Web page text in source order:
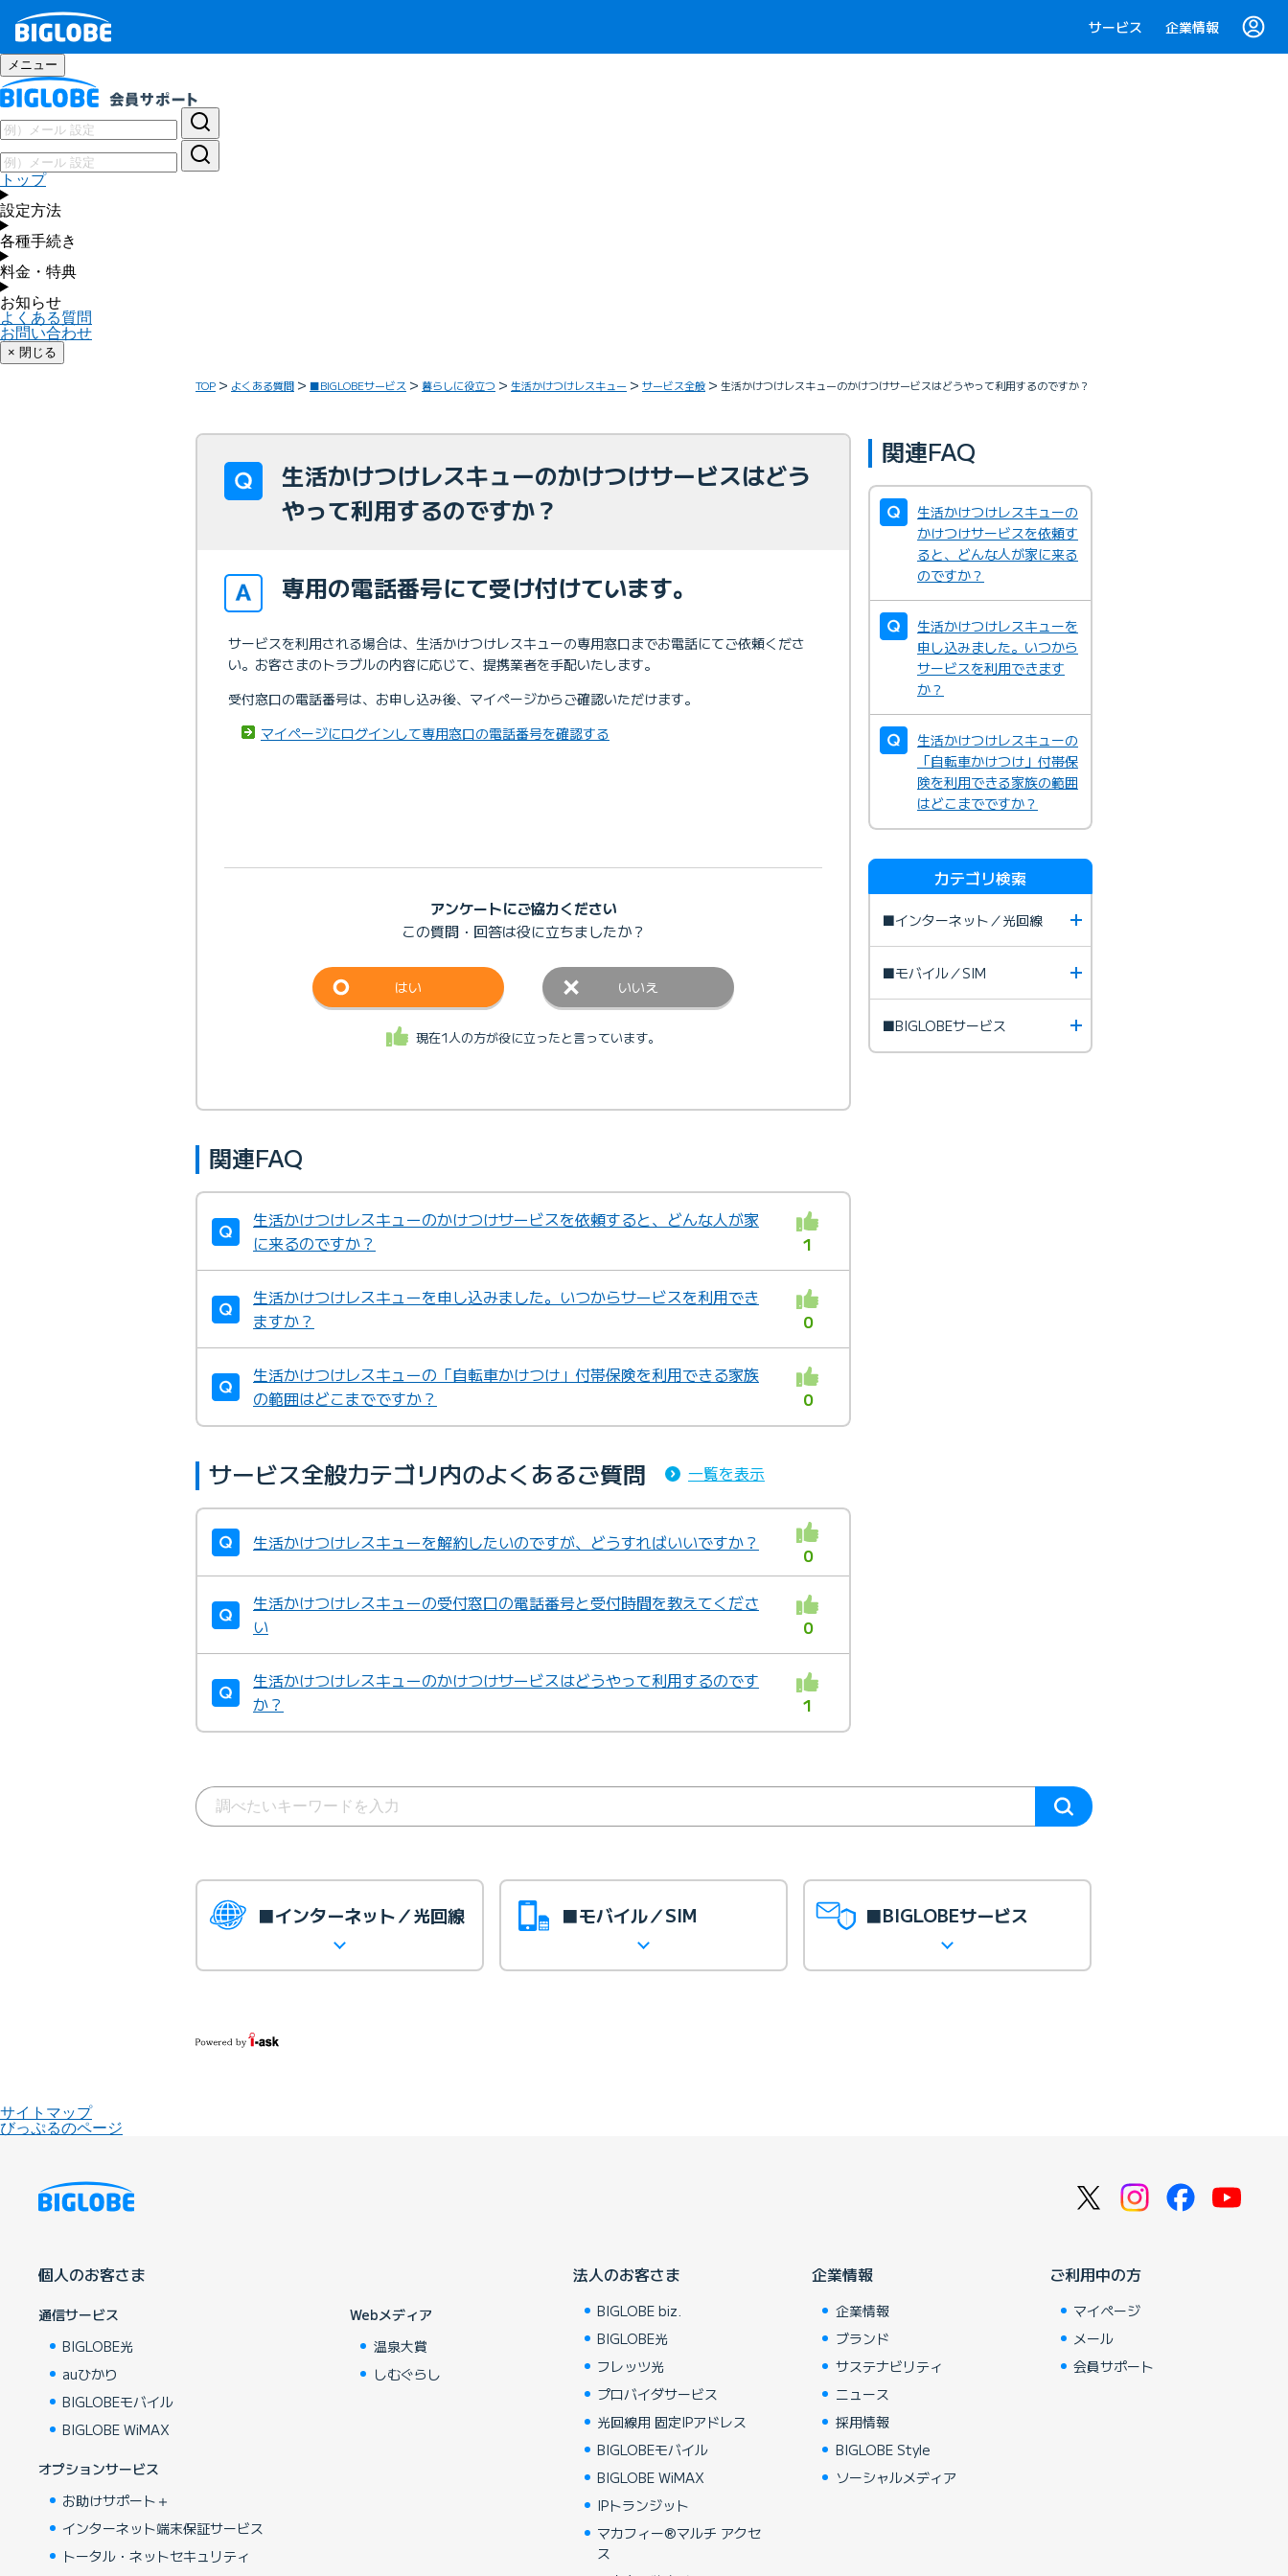
サービス 企業情報
メニュー
トップ
設定方法
各種手続き
料金・特典
お知らせ
よくある質問
お問い合わせ
× 閉じる
TOP よくある質問 ■BIGLOBEサービス 暮らしに役立つ 生活かけつけレスキュー サービス全般 生活かけつけレスキューのかけつけサービスはどうやって利用するのですか？
生活かけつけレスキューのかけつけサービスはどう
やって利用するのですか？
専用の電話番号にて受け付けています。
サービスを利用される場合は、生活かけつけレスキューの専用窓口までお電話にてご依頼くださ
い。お客さまのトラブルの内容に応じて、提携業者を手配いたします。
受付窓口の電話番号は、お申し込み後、マイページからご確認いただけます。
マイページにログインして専用窓口の電話番号を確認する
アンケートにご協力ください
この質問・回答は役に立ちましたか？
はい いいえ
現在1人の方が役に立ったと言っています。
関連FAQ
生活かけつけレスキューのかけつけサービスを依頼すると、どんな人が家
に来るのですか？
1
生活かけつけレスキューを申し込みました。いつからサービスを利用でき
ますか？
0
生活かけつけレスキューの「自転車かけつけ」付帯保険を利用できる家族
の範囲はどこまでですか？
0
サービス全般カテゴリ内のよくあるご質問 一覧を表示
生活かけつけレスキューを解約したいのですが、どうすればいいですか？
0
生活かけつけレスキューの受付窓口の電話番号と受付時間を教えてくださ
い
0
生活かけつけレスキューのかけつけサービスはどうやって利用するのです
か？
1
関連FAQ
生活かけつけレスキューの
かけつけサービスを依頼す
ると、どんな人が家に来る
のですか？
生活かけつけレスキューを
申し込みました。いつから
サービスを利用できます
か？
生活かけつけレスキューの
「自転車かけつけ」付帯保
険を利用できる家族の範囲
はどこまでですか？
カテゴリ検索
■インターネット／光回線
■モバイル／SIM
■BIGLOBEサービス
■インターネット／光回線 ■モバイル／SIM ■BIGLOBEサービス
サイトマップ
びっぷるのページ
個人のお客さま
通信サービス
BIGLOBE光
auひかり
BIGLOBEモバイル
BIGLOBE WiMAX
オプションサービス
お助けサポート＋
インターネット端末保証サービス
トータル・ネットセキュリティ
Webメディア
温泉大賞
しむぐらし
法人のお客さま
BIGLOBE biz.
BIGLOBE光
フレッツ光
プロバイダサービス
光回線用 固定IPアドレス
BIGLOBEモバイル
BIGLOBE WiMAX
IPトランジット
マカフィー®マルチ アクセ
ス
企業情報
企業情報
ブランド
サステナビリティ
ニュース
採用情報
BIGLOBE Style
ソーシャルメディア
ご利用中の方
マイページ
メール
会員サポート